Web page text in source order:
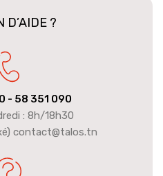
D’AIDE ?
- 58 351 090
: 8h/18h30
contact@talos.tn